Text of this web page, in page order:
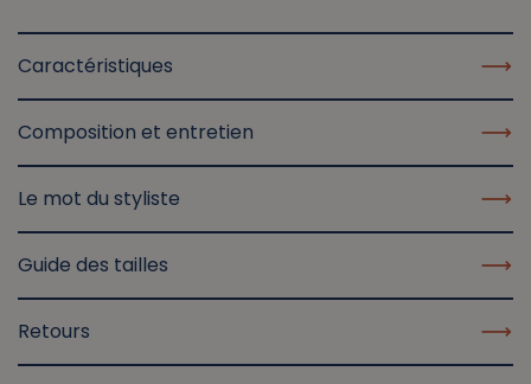
Caractéristiques
Composition et entretien
Le mot du styliste
Guide des tailles
Retours